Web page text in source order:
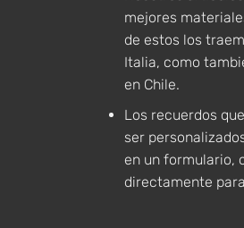
mejores
de estos los
Italia, como
en Chile.
Los recuerdos
ser
en un formulario,
directamente